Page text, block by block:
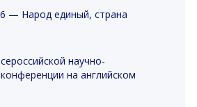
— Народ единый, страна
научно-
на английском